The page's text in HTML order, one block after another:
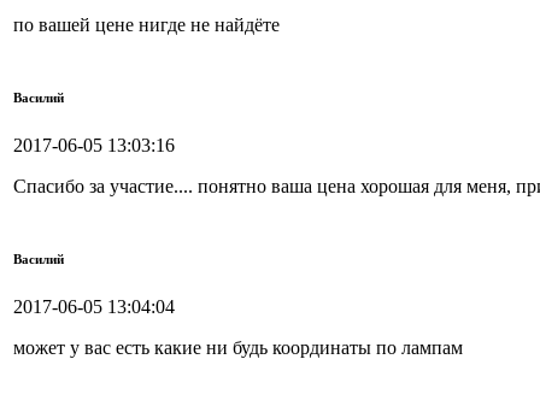
по вашей цене нигде не найдёте
Василий
2017-06-05 13:03:16
Спасибо за участие.... понятно ваша цена хорошая для меня,
Василий
2017-06-05 13:04:04
может у вас есть какие ни будь координаты по лампам